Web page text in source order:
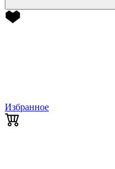
Избранное